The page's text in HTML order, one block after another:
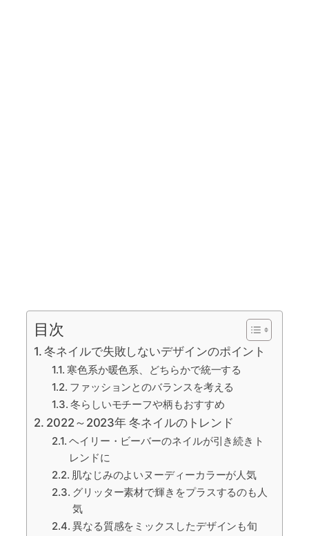
目次
冬ネイルで失敗しないデザインのポイント
寒色系か暖色系、どちらかで統一する
ファッションとのバランスを考える
冬らしいモチーフや柄もおすすめ
2022～2023年 冬ネイルのトレンド
ヘイリー・ビーバーのネイルが引き続きト
レンドに
肌なじみのよいヌーディーカラーが人気
グリッター素材で輝きをプラスするのも人
気
異なる質感をミックスしたデザインも旬